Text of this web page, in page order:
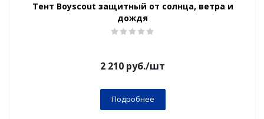
Тент Boyscout защитный от солнца, ветра и
дождя
2 210 руб./шт
Подробнее